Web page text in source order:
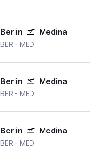
Berlin Medina
BER Berlin Brandenburg
- MED
Berlin Medina
BER Berlin Brandenburg
- MED
Berlin Medina
BER Berlin Brandenburg
- MED